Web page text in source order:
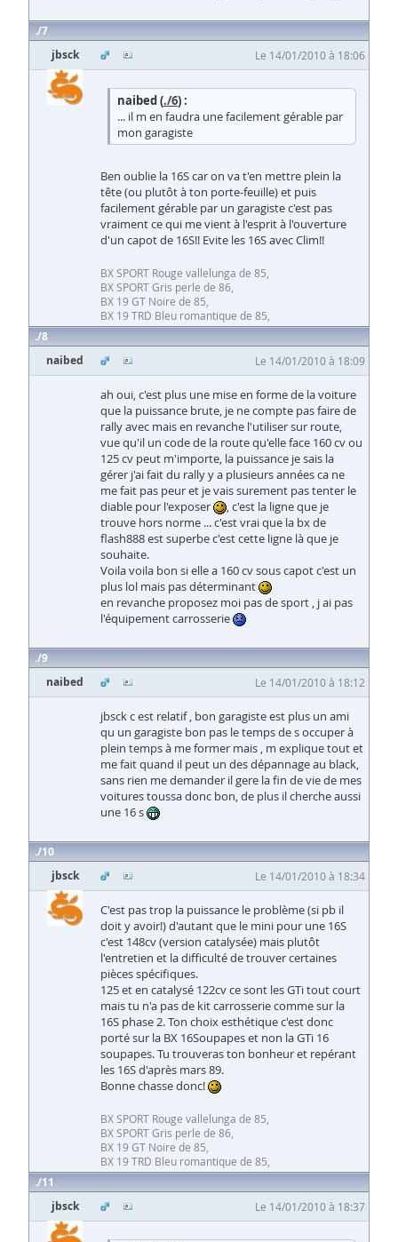
7
jbsck
Le 14/01/2010 à 18:06
naibed (./6) :
... il m en faudra une facilement gérable par
mon garagiste
Ben oublie la 16S car on va t'en mettre plein la
tête (ou plutôt à ton porte-feuille) et puis
facilement gérable par un garagiste c'est pas
vraiment ce qui me vient à l'esprit à l'ouverture
d'un capot de 16S!! Evite les 16S avec Clim!!
BX SPORT Rouge vallelunga de 85,
BX SPORT Gris perle de 86,
BX 19 GT Noire de 85,
BX 19 TRD Bleu romantique de 85,
8
naibed
Le 14/01/2010 à 18:09
ah oui, c'est plus une mise en forme de la voiture
que la puissance brute, je ne compte pas faire de
rally avec mais en revanche l'utiliser sur route,
vue qu'il un code de la route qu'elle face 160 cv ou
125 cv peut m'importe, la puissance je sais la
gérer j'ai fait du rally y a plusieurs années ca ne
me fait pas peur et je vais surement pas tenter le
diable pour l'exposer
, c'est la ligne que je
trouve hors norme ... c'est vrai que la bx de
flash888 est superbe c'est cette ligne là que je
souhaite.
Voila voila bon si elle a 160 cv sous capot c'est un
plus lol mais pas déterminant
en revanche proposez moi pas de sport , j ai pas
l'équipement carrosserie
9
naibed
Le 14/01/2010 à 18:12
jbsck c est relatif , bon garagiste est plus un ami
qu un garagiste bon pas le temps de s occuper à
plein temps à me former mais , m explique tout et
me fait quand il peut un des dépannage au black,
sans rien me demander il gere la fin de vie de mes
voitures toussa donc bon, de plus il cherche aussi
une 16 s
10
jbsck
Le 14/01/2010 à 18:34
C'est pas trop la puissance le problème (si pb il
doit y avoir!) d'autant que le mini pour une 16S
c'est 148cv (version catalysée) mais plutôt
l'entretien et la difficulté de trouver certaines
pièces spécifiques.
125 et en catalysé 122cv ce sont les GTi tout court
mais tu n'a pas de kit carrosserie comme sur la
16S phase 2. Ton choix esthétique c'est donc
porté sur la BX 16Soupapes et non la GTi 16
soupapes. Tu trouveras ton bonheur et repérant
les 16S d'après mars 89.
Bonne chasse donc!
BX SPORT Rouge vallelunga de 85,
BX SPORT Gris perle de 86,
BX 19 GT Noire de 85,
BX 19 TRD Bleu romantique de 85,
11
jbsck
Le 14/01/2010 à 18:37